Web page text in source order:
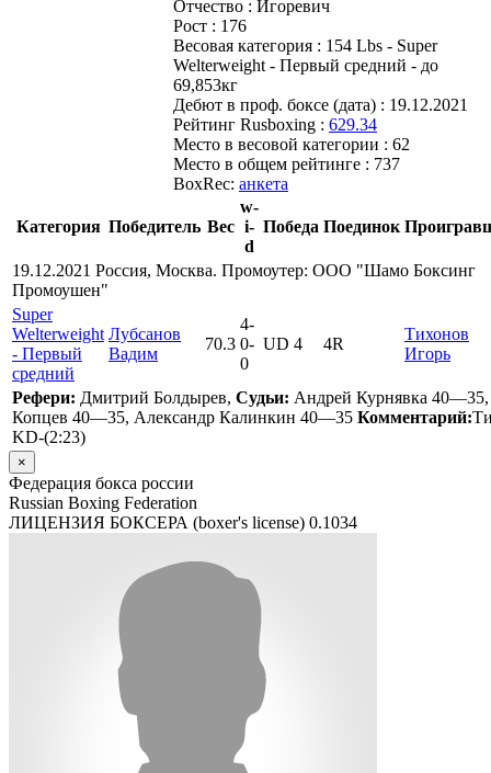
Отчество : Игоревич
Рост : 176
Весовая категория : 154 Lbs - Super
Welterweight - Первый средний - до
69,853кг
Дебют в проф. боксе (дата) : 19.12.2021
Рейтинг Rusboxing : 629.34
Место в весовой категории : 62
Место в общем рейтинге : 737
BoxRec: анкета
Категория Победитель Вес
w-
i-
d
Победа Поединок
19.12.2021 Россия, Москва. Промоутер: ООО "Шамо Боксинг
Промоушен"
Super
Welterweight
- Первый
средний
Лубсанов
Вадим
70.3
4-
0-
0
UD 4 4R
Тихонов
Игорь
Рефери: Дмитрий Болдырев, Судьи: Андрей Курнявка
Копцев 40—35, Александр Калинкин 40—35 Комментарий:
KD-(2:23)
×
Федерация бокса россии
Russian Boxing Federation
ЛИЦЕНЗИЯ БОКСЕРА (boxer's license) 0.1034